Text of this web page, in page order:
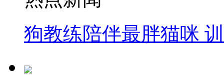
狗教练陪伴最胖猫咪